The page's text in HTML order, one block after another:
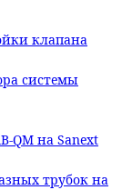
клапана
системы
QM на Sanext
трубок на